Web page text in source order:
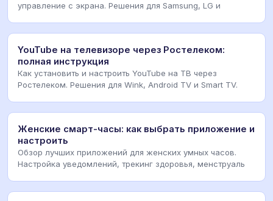
управление с экрана. Решения для Samsung, LG и
YouTube на телевизоре через Ростелеком:
полная инструкция
Как установить и настроить YouTube на ТВ через
Ростелеком. Решения для Wink, Android TV и Smart TV.
Женские смарт-часы: как выбрать приложение и
настроить
Обзор лучших приложений для женских умных часов.
Настройка уведомлений, трекинг здоровья, менструаль